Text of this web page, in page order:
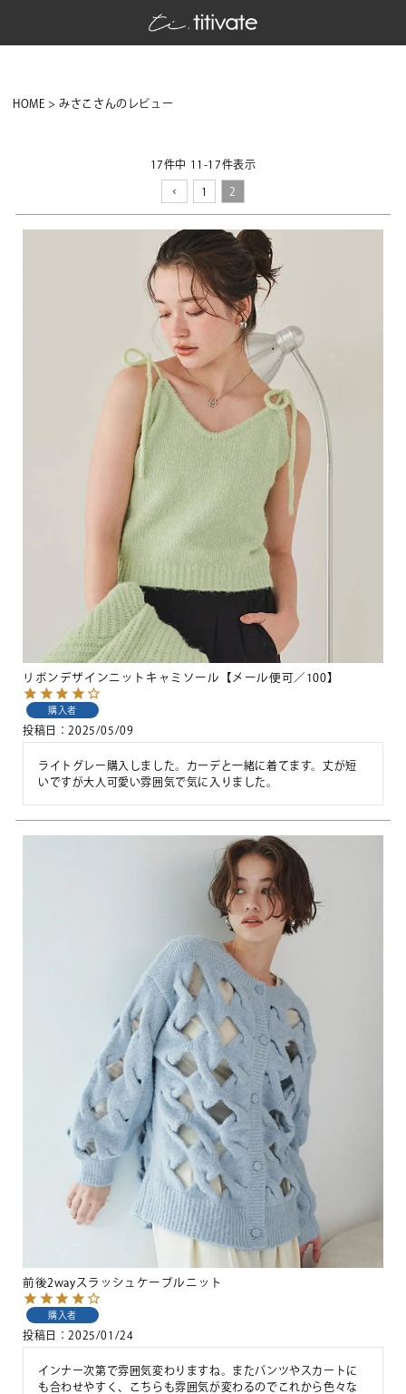
HOME みさこさんのレビュー
17件中 11 -17件表示
1 2
リボンデザインニットキャミソール【メール便可／100】
購入者
投稿日 2025/05/09
ライトグレー購入しました。カーデと一緒に着てます。丈が短
いですが大人可愛い雰囲気で気に入りました。
前後2wayスラッシュケーブルニット
購入者
投稿日 2025/01/24
インナー次第で雰囲気変わりますね。またパンツやスカートに
も合わせやすく、こちらも雰囲気が変わるのでこれから色々な